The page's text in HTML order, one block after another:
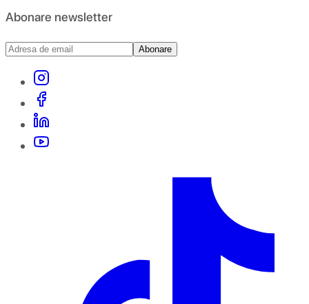
Abonare newsletter
Abonare